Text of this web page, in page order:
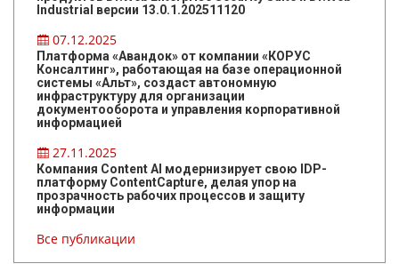
Industrial версии 13.0.1.202511120
07.12.2025
Платформа «Авандок» от компании «КОРУС
Консалтинг», работающая на базе операционной
системы «Альт», создаст автономную
инфраструктуру для организации
документооборота и управления корпоративной
информацией
27.11.2025
Компания Content AI модернизирует свою IDP-
платформу ContentCapture, делая упор на
прозрачность рабочих процессов и защиту
информации
Все публикации